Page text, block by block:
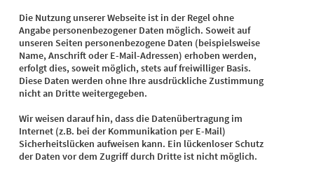
Die Nutzung unserer Webseite ist in der Regel ohne
Angabe personenbezogener Daten möglich. Soweit auf
unseren Seiten personenbezogene Daten (beispielsweise
Name, Anschrift oder E-Mail-Adressen) erhoben werden,
erfolgt dies, soweit möglich, stets auf freiwilliger Basis.
Diese Daten werden ohne Ihre ausdrückliche Zustimmung
nicht an Dritte weitergegeben.
Wir weisen darauf hin, dass die Datenübertragung im
Internet (z.B. bei der Kommunikation per E-Mail)
Sicherheitslücken aufweisen kann. Ein lückenloser Schutz
der Daten vor dem Zugriff durch Dritte ist nicht möglich.